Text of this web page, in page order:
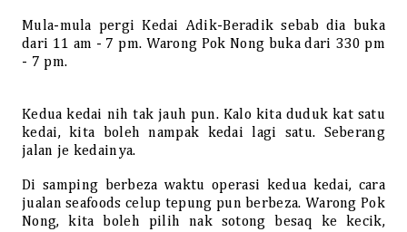
Mula-mula pergi Kedai Adik-Beradik sebab dia buka
dari 11 am - 7 pm. Warong Pok Nong buka dari 330 pm
- 7 pm.
Kedua kedai nih tak jauh pun. Kalo kita duduk kat satu
kedai, kita boleh nampak kedai lagi satu. Seberang
jalan je kedainya.
Di samping berbeza waktu operasi kedua kedai, cara
jualan seafoods celup tepung pun berbeza. Warong Pok
Nong, kita boleh pilih nak sotong besaq ke kecik,